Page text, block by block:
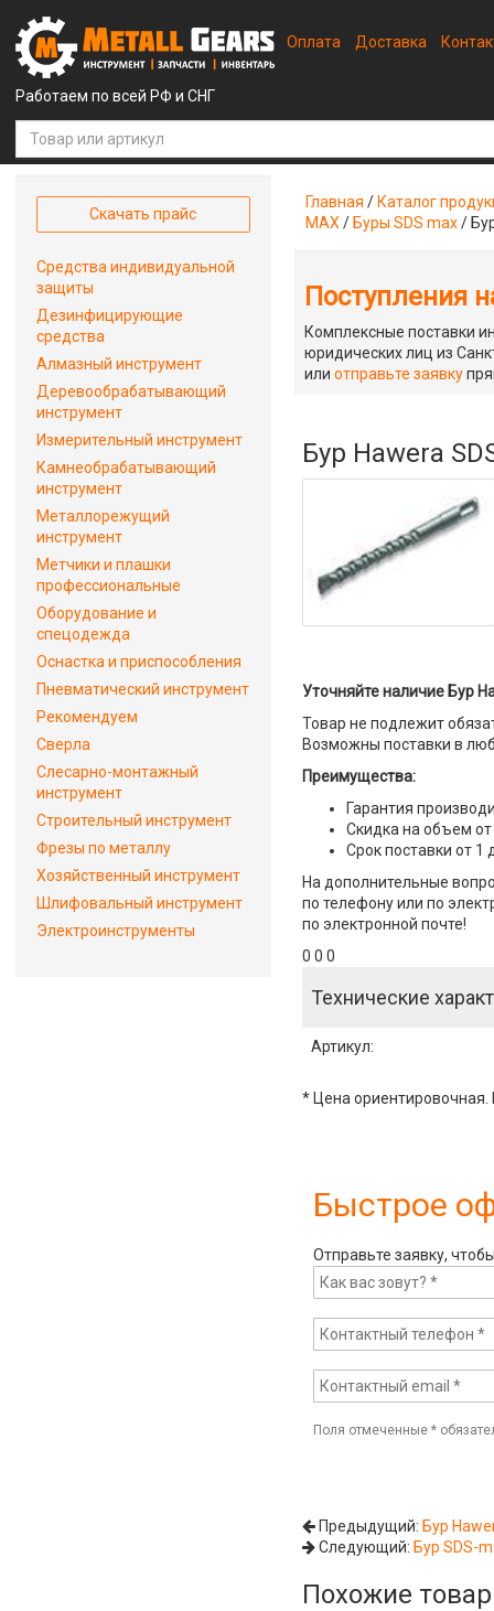
Работаем по всей РФ и СНГ
Оплата Доставка
Главная / Каталог
MAX / Буры SDS max/
Поступления
Комплексные поставки
юридических лиц из
илиотправьте заявку
Бур Hawera
Уточняйте наличие Бур
Товар не подлежит
Возможны поставки в
Преимущества:
Гарантия
Скидка на объем от
Срок поставки от 1
На дополнительные
по телефону или по
по электронной почте!
0 0 0
Технические
Артикул:
* Цена ориентировочная.
Быстрое
Отправьте заявку,
Поля отмеченные*
Предыдущий: Бур
Следующий: Бур SDS-
Похожие
Скачать прайс
Средства индивидуальной
защиты
Дезинфицирующие
средства
Алмазный инструмент
Деревообрабатывающий
инструмент
Измерительный инструмент
Камнеобрабатывающий
инструмент
Металлорежущий
инструмент
Метчики и плашки
профессиональные
Оборудование и
спецодежда
Оснастка и приспособления
Пневматический инструмент
Рекомендуем
Сверла
Слесарно-монтажный
инструмент
Строительный инструмент
Фрезы по металлу
Хозяйственный инструмент
Шлифовальный инструмент
Электроинструменты